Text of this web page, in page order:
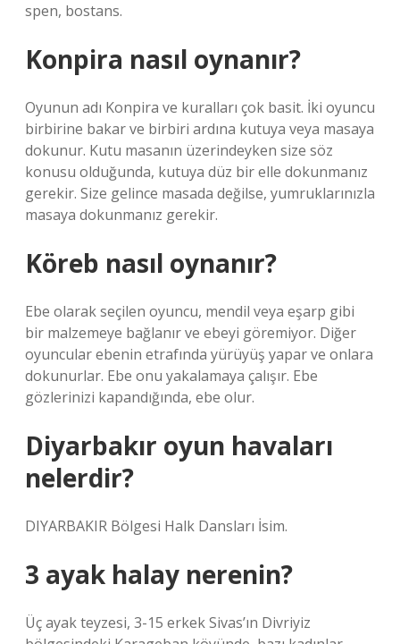
spen, bostans.
Konpira nasıl oynanır?
Oyunun adı Konpira ve kuralları çok basit. İki oyuncu
birbirine bakar ve birbiri ardına kutuya veya masaya
dokunur. Kutu masanın üzerindeyken size söz
konusu olduğunda, kutuya düz bir elle dokunmanız
gerekir. Size gelince masada değilse, yumruklarınızla
masaya dokunmanız gerekir.
Köreb nasıl oynanır?
Ebe olarak seçilen oyuncu, mendil veya eşarp gibi
bir malzemeye bağlanır ve ebeyi göremiyor. Diğer
oyuncular ebenin etrafında yürüyüş yapar ve onlara
dokunurlar. Ebe onu yakalamaya çalışır. Ebe
gözlerinizi kapandığında, ebe olur.
Diyarbakır oyun havaları
nelerdir?
DIYARBAKIR Bölgesi Halk Dansları İsim.
3 ayak halay nerenin?
Üç ayak teyzesi, 3-15 erkek Sivas’ın Divriyiz